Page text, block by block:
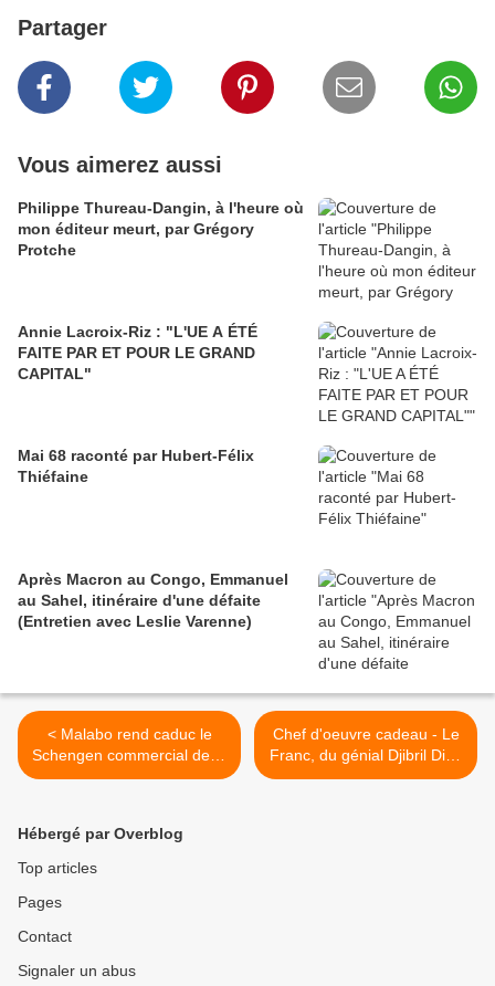
Partager
Vous aimerez aussi
Philippe Thureau-Dangin, à l'heure où
mon éditeur meurt, par Grégory
Protche
Annie Lacroix-Riz : "L'UE A ÉTÉ
FAITE PAR ET POUR LE GRAND
CAPITAL"
Mai 68 raconté par Hubert-Félix
Thiéfaine
Après Macron au Congo, Emmanuel
au Sahel, itinéraire d'une défaite
(Entretien avec Leslie Varenne)
< Malabo rend caduc le
Schengen commercial de la
CEMAC
Chef d'oeuvre cadeau - Le
Franc, du génial Djibril Diop
Mambéty >
Hébergé par Overblog
Top articles
Pages
Contact
Signaler un abus